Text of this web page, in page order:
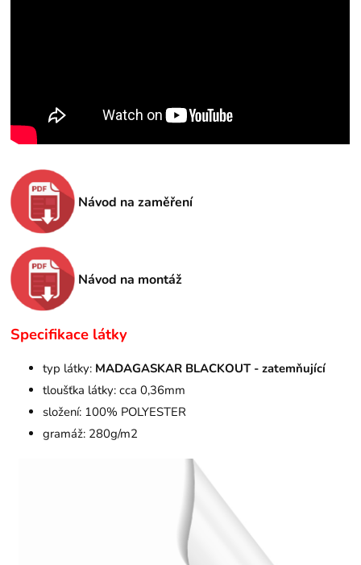
Návod na zaměření
Návod na montáž
Specifikace látky
typ látky: MADAGASKAR BLACKOUT - zatemňující
tloušťka látky: cca 0,36mm
složení: 100% POLYESTER
gramáž: 280g/m2